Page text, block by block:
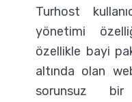
Turhost
yönetimi
özellikle bayi
altında olan
sorunsuz bir